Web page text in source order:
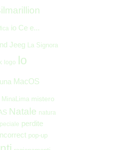
io Ce e...
Jeeg La Signora
logo lo
Luna MacOS
MinaLima mistero
Natale natura
perdite
pop-up